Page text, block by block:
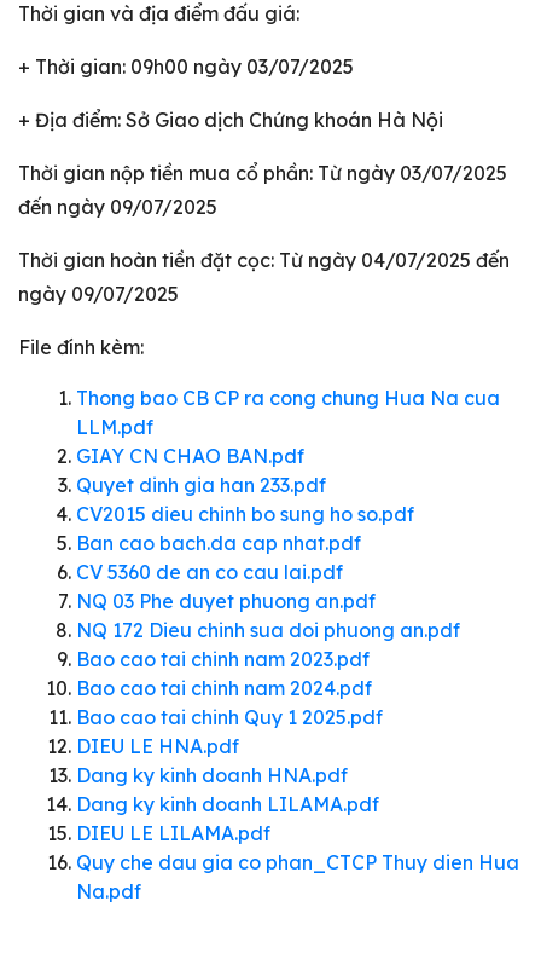
Thời gian và địa điểm đấu giá:
+ Thời gian: 09h00 ngày 03/07/2025
+ Địa điểm: Sở Giao dịch Chứng khoán Hà Nội
Thời gian nộp tiền mua cổ phần: Từ ngày 03/07/2025
đến ngày 09/07/2025
Thời gian hoàn tiền đặt cọc: Từ ngày 04/07/2025 đến
ngày 09/07/2025
File đính kèm:
Thong bao CB CP ra cong chung Hua Na cua
LLM.pdf
GIAY CN CHAO BAN.pdf
Quyet dinh gia han 233.pdf
CV2015 dieu chinh bo sung ho so.pdf
Ban cao bach.da cap nhat.pdf
CV 5360 de an co cau lai.pdf
NQ 03 Phe duyet phuong an.pdf
NQ 172 Dieu chinh sua doi phuong an.pdf
Bao cao tai chinh nam 2023.pdf
Bao cao tai chinh nam 2024.pdf
Bao cao tai chinh Quy 1 2025.pdf
DIEU LE HNA.pdf
Dang ky kinh doanh HNA.pdf
Dang ky kinh doanh LILAMA.pdf
DIEU LE LILAMA.pdf
Quy che dau gia co phan_CTCP Thuy dien Hua
Na.pdf